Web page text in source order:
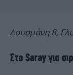
Δουσμάνη 8,
Στο Saray για